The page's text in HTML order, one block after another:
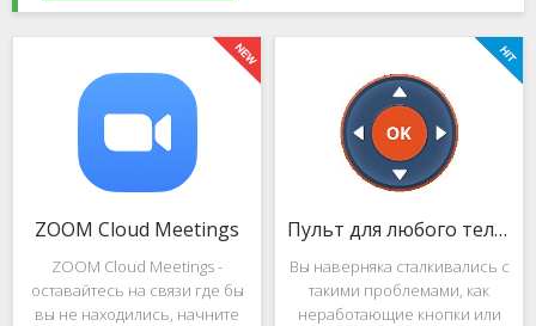
ZOOM Cloud Meetings
ZOOM Cloud Meetings -
оставайтесь на связи где бы
вы не находились, начните
Пульт для любого телевизора
Вы наверняка сталкивались с
такими проблемами, как
неработающие кнопки или